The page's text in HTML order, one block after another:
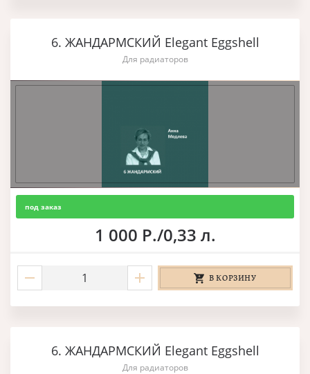
6. ЖАНДАРМСКИЙ Elegant Eggshell
Для радиаторов
под заказ
1 000 Р./0,33 л.
В КОРЗИНУ
6. ЖАНДАРМСКИЙ Elegant Eggshell
Для радиаторов